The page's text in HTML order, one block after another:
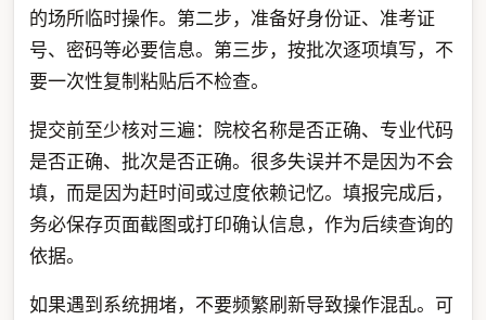
的场所临时操作。第二步，准备好身份证、准考证
号、密码等必要信息。第三步，按批次逐项填写，不
要一次性复制粘贴后不检查。
提交前至少核对三遍：院校名称是否正确、专业代码
是否正确、批次是否正确。很多失误并不是因为不会
填，而是因为赶时间或过度依赖记忆。填报完成后，
务必保存页面截图或打印确认信息，作为后续查询的
依据。
如果遇到系统拥堵，不要频繁刷新导致操作混乱。可